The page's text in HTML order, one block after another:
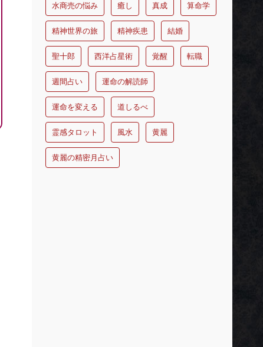
水商売の悩み 癒し 真成 算命学
精神世界の旅 精神疾患 結婚
聖十郎 西洋占星術 覚醒 転職
週間占い 運命の解読師
運命を変える 道しるべ
霊感タロット 風水 黄麗
黄麗の精密月占い